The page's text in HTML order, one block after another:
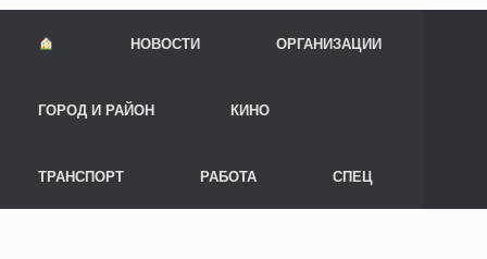
НОВОСТИ ОРГАНИЗАЦИИ
ГОРОД И РАЙОН КИНО
ТРАНСПОРТ РАБОТА СПЕЦ